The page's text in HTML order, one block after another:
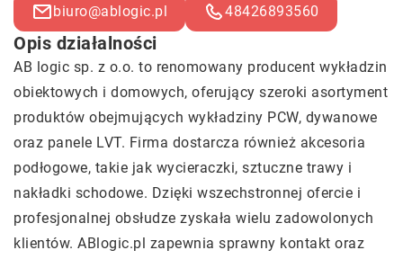
biuro@ablogic.pl
48426893560
Opis działalności
AB logic sp. z o.o. to renomowany producent wykładzin
obiektowych i domowych, oferujący szeroki asortyment
produktów obejmujących wykładziny PCW, dywanowe
oraz panele LVT. Firma dostarcza również akcesoria
podłogowe, takie jak wycieraczki, sztuczne trawy i
nakładki schodowe. Dzięki wszechstronnej ofercie i
profesjonalnej obsłudze zyskała wielu zadowolonych
klientów. ABlogic.pl zapewnia sprawny kontakt oraz